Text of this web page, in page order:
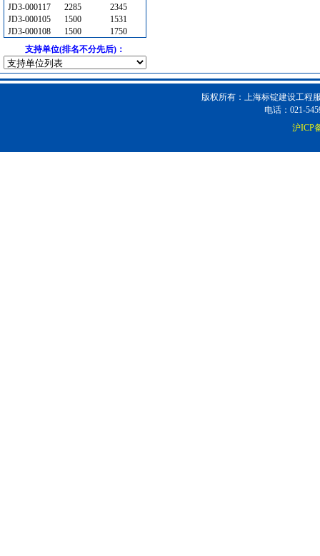
油漆涂料
[采购中]
电线电缆
[采购中]
消防设施 [采购中]
高压电器 [采购中]
照明器材 [采购中]
阀门组件室外排水 [采购中]
JD3-000117
2285
2345
JD3-000105
1500
1531
JD3-000108
1500
1750
支持单位(排名不分先后)：
版权所有：上海标锭建设工程
电话：021-
沪ICP